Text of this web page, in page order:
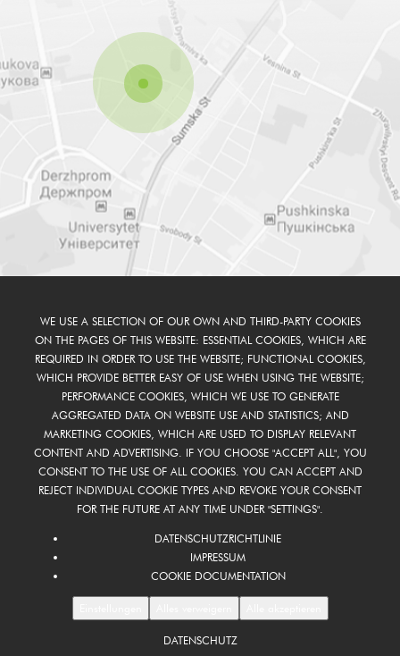
DATENSCHUTZ
WE USE A SELECTION OF OUR OWN AND THIRD-PARTY COOKIES
ON THE PAGES OF THIS WEBSITE: ESSENTIAL COOKIES, WHICH ARE
REQUIRED IN ORDER TO USE THE WEBSITE; FUNCTIONAL COOKIES,
WHICH PROVIDE BETTER EASY OF USE WHEN USING THE WEBSITE;
PERFORMANCE COOKIES, WHICH WE USE TO GENERATE
AGGREGATED DATA ON WEBSITE USE AND STATISTICS; AND
MARKETING COOKIES, WHICH ARE USED TO DISPLAY RELEVANT
CONTENT AND ADVERTISING. IF YOU CHOOSE "ACCEPT ALL", YOU
CONSENT TO THE USE OF ALL COOKIES. YOU CAN ACCEPT AND
REJECT INDIVIDUAL COOKIE TYPES AND REVOKE YOUR CONSENT
FOR THE FUTURE AT ANY TIME UNDER "SETTINGS".
DATENSCHUTZRICHTLINIE
IMPRESSUM
COOKIE DOCUMENTATION